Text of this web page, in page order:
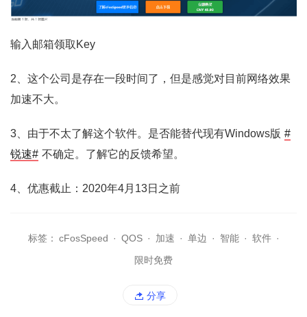
输入邮箱领取Key
2、这个公司是存在一段时间了，但是感觉对目前网络效果
加速不大。
3、由于不太了解这个软件。是否能替代现有Windows版 #
锐速# 不确定。了解它的反馈希望。
4、优惠截止：2020年4月13日之前
标签： cFosSpeed · QOS · 加速 · 单边 · 智能 · 软件 ·
限时免费
分享